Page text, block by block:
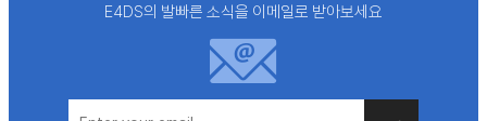
E4DS의 발빠른 소식을 이메일로 받아보세요